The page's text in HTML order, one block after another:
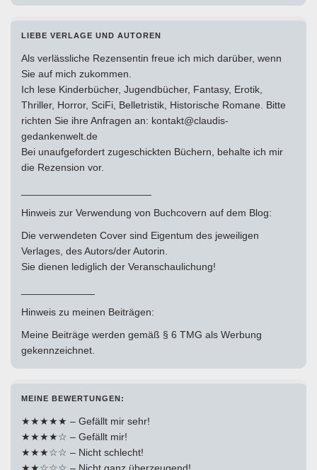
LIEBE VERLAGE UND AUTOREN
Als verlässliche Rezensentin freue ich mich darüber, wenn
Sie auf mich zukommen.
Ich lese Kinderbücher, Jugendbücher, Fantasy, Erotik,
Thriller, Horror, SciFi, Belletristik, Historische Romane. Bitte
richten Sie ihre Anfragen an: kontakt@claudis-
gedankenwelt.de
Bei unaufgefordert zugeschickten Büchern, behalte ich mir
die Rezension vor.
Hinweis zur Verwendung von Buchcovern auf dem Blog:
Die verwendeten Cover sind Eigentum des jeweiligen
Verlages, des Autors/der Autorin.
Sie dienen lediglich der Veranschaulichung!
Hinweis zu meinen Beiträgen:
Meine Beiträge werden gemäß § 6 TMG als Werbung
gekennzeichnet.
MEINE BEWERTUNGEN:
★★★★★ – Gefällt mir sehr!
★★★★☆ – Gefällt mir!
★★★☆☆ – Nicht schlecht!